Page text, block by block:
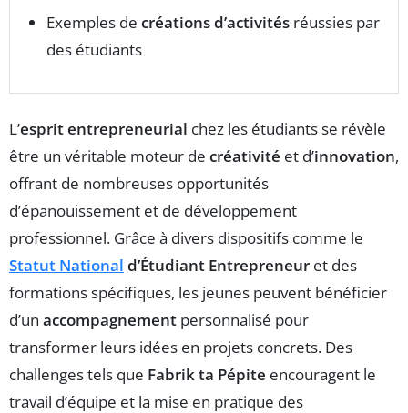
Exemples de créations d’activités réussies par
des étudiants
L’esprit entrepreneurial chez les étudiants se révèle
être un véritable moteur de créativité et d’innovation,
offrant de nombreuses opportunités
d’épanouissement et de développement
professionnel. Grâce à divers dispositifs comme le
Statut National d’Étudiant Entrepreneur et des
formations spécifiques, les jeunes peuvent bénéficier
d’un accompagnement personnalisé pour
transformer leurs idées en projets concrets. Des
challenges tels que Fabrik ta Pépite encouragent le
travail d’équipe et la mise en pratique des